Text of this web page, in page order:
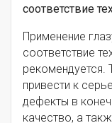
соответствие
Применение
соответствие
рекомендуется.
привести к
дефекты в
качество, а